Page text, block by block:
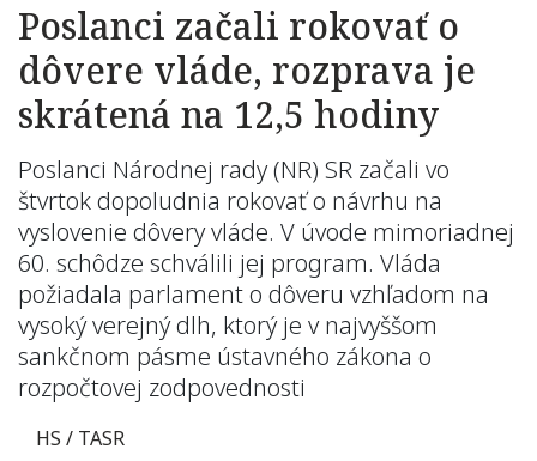
Poslanci začali rokovať o
dôvere vláde, rozprava je
skrátená na 12,5 hodiny
Poslanci Národnej rady (NR) SR začali vo
štvrtok dopoludnia rokovať o návrhu na
vyslovenie dôvery vláde. V úvode mimoriadnej
60. schôdze schválili jej program. Vláda
požiadala parlament o dôveru vzhľadom na
vysoký verejný dlh, ktorý je v najvyššom
sankčnom pásme ústavného zákona o
rozpočtovej zodpovednosti
HS / TASR